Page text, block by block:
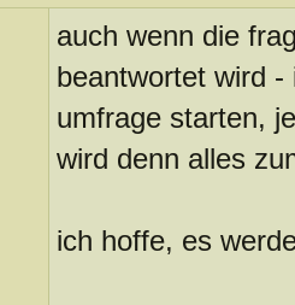
auch wenn die
beantwortet wird
umfrage starten,
wird denn alles
ich hoffe, es